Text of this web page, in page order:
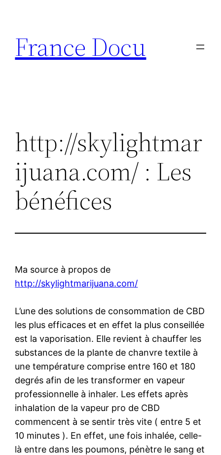
contenu
France Docu
http://skylightmar
ijuana.com/ : Les
bénéfices
Ma source à propos de
http://skylightmarijuana.com/
L’une des solutions de consommation de CBD
les plus efficaces et en effet la plus conseillée
est la vaporisation. Elle revient à chauffer les
substances de la plante de chanvre textile à
une température comprise entre 160 et 180
degrés afin de les transformer en vapeur
professionnelle à inhaler. Les effets après
inhalation de la vapeur pro de CBD
commencent à se sentir très vite ( entre 5 et
10 minutes ). En effet, une fois inhalée, celle-
là entre dans les poumons, pénètre le sang et